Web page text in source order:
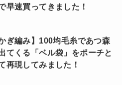
早速買ってきました！
かぎ編み】100均毛糸であつ森
てくる「ベル袋」をポーチと
再現してみました！